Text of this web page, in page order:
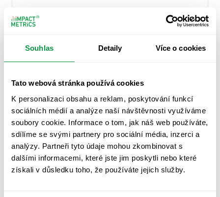
Souhlas Detaily Více o cookies
Tato webová stránka používá cookies
K personalizaci obsahu a reklam, poskytování funkcí
sociálních médií a analýze naší návštěvnosti využíváme
soubory cookie. Informace o tom, jak náš web používáte,
sdílíme se svými partnery pro sociální média, inzerci a
analýzy. Partneři tyto údaje mohou zkombinovat s
dalšími informacemi, které jste jim poskytli nebo které
získali v důsledku toho, že používáte jejich služby.
Proč řešit ESG: Udržitelnost,
která je pro vás finančně výhodná